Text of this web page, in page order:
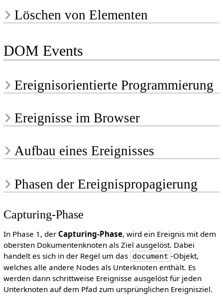
Löschen von Elementen
DOM Events
Ereignisorientierte Programmierung
Ereignisse im Browser
Aufbau eines Ereignisses
Phasen der Ereignispropagierung
Capturing-Phase
In Phase 1, der Capturing-Phase, wird ein Ereignis mit dem
obersten Dokumentenknoten als Ziel ausgelöst. Dabei
handelt es sich in der Regel um das document -Objekt,
welches alle andere Nodes als Unterknoten enthält. Es
werden dann schrittweise Ereignisse ausgelöst für jeden
Unterknoten auf dem Pfad zum ursprünglichen Ereignisziel.